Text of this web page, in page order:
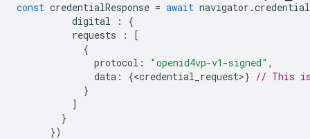
const credentialResponse = await navigator .
digital
:
{
requests
:
[
{
protocol : "openid4vp-v1-signed" ,
data : {<credential_request>} // This
}
]
}
})